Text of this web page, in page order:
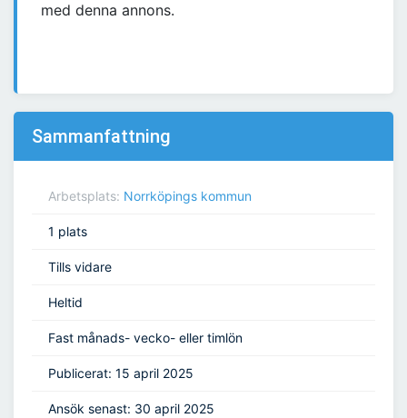
med denna annons.
Sammanfattning
Arbetsplats: Norrköpings kommun
1 plats
Tills vidare
Heltid
Fast månads- vecko- eller timlön
Publicerat: 15 april 2025
Ansök senast: 30 april 2025